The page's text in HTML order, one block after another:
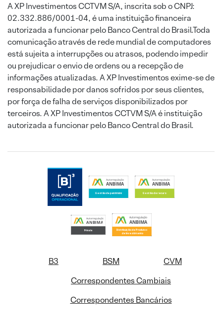
A XP Investimentos CCTVM S/A, inscrita sob o CNPJ:
02.332.886/0001-04, é uma instituição financeira
autorizada a funcionar pelo Banco Central do Brasil.Toda
comunicação através de rede mundial de computadores
está sujeita a interrupções ou atrasos, podendo impedir
ou prejudicar o envio de ordens ou a recepção de
informações atualizadas. A XP Investimentos exime-se de
responsabilidade por danos sofridos por seus clientes,
por força de falha de serviços disponibilizados por
terceiros. A XP Investimentos CCTVM S/A é instituição
autorizada a funcionar pelo Banco Central do Brasil.
B3 BSM
CVM
Correspondentes Cambiais
Correspondentes Bancários